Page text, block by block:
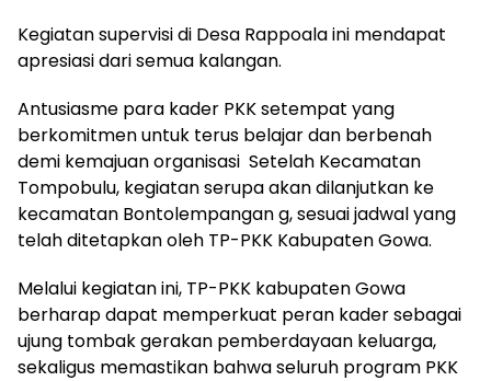
‎Kegiatan supervisi di Desa Rappoala ini mendapat
apresiasi dari semua kalangan.
‎Antusiasme para kader PKK setempat yang
berkomitmen untuk terus belajar dan berbenah
demi kemajuan organisasi Setelah Kecamatan
Tompobulu, kegiatan serupa akan dilanjutkan ke
kecamatan Bontolempangan g, sesuai jadwal yang
telah ditetapkan oleh TP-PKK Kabupaten Gowa.
‎Melalui kegiatan ini, TP-PKK kabupaten Gowa
berharap dapat memperkuat peran kader sebagai
ujung tombak gerakan pemberdayaan keluarga,
sekaligus memastikan bahwa seluruh program PKK